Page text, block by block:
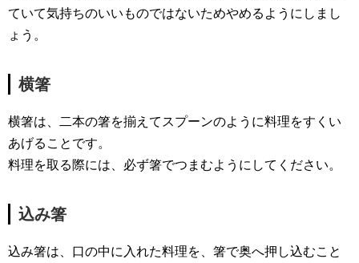
ていて気持ちのいいものではないためやめるようにしまし
ょう。
横箸
横箸は、二本の箸を揃えてスプーンのように料理をすくい
あげることです。
料理を取る際には、必ず箸でつまむようにしてください。
込み箸
込み箸は、口の中に入れた料理を、箸で奥へ押し込むこと